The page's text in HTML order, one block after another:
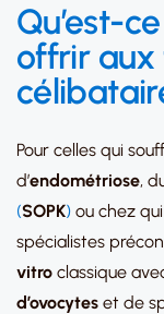
Qu’est-
offrir aux
Pour celles qui
d’endométriose,
(SOPK) ou chez
spécialistes
vitro classique
d’ovocytes et de